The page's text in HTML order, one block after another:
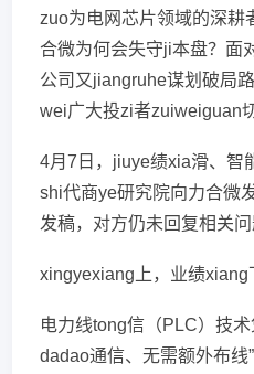
zuo为电网芯片领域的深耕
合微为何会失守ji本盘？面
公司又jiangruhe谋划破局
wei广大投zi者zuiweiguan
4月7日，jiuye绩xia滑、智
shi代商ye研究院向力合微
发稿，对方仍未回复相关问
xingyexiang上，业绩xiang
电力线tong信（PLC）技
dadao通信、无需额外布线